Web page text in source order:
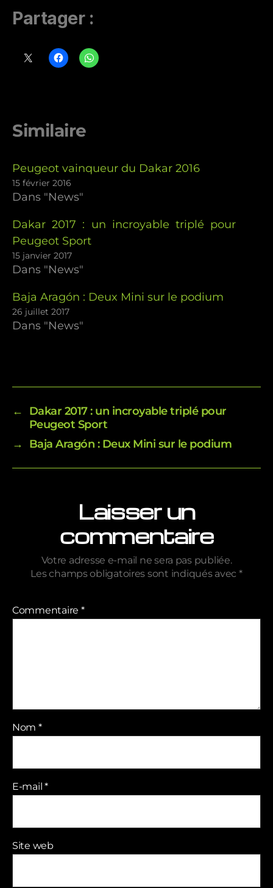
Partager :
Similaire
Peugeot vainqueur du Dakar 2016
15 février 2016
Dans "News"
Dakar 2017 : un incroyable triplé pour
Peugeot Sport
15 janvier 2017
Dans "News"
Baja Aragón : Deux Mini sur le podium
26 juillet 2017
Dans "News"
←
Dakar 2017 : un incroyable triplé pour
Peugeot Sport
→
Baja Aragón : Deux Mini sur le podium
Laisser un
commentaire
Votre adresse e-mail ne sera pas publiée.
Les champs obligatoires sont indiqués avec *
Commentaire *
Nom *
E-mail*
Site web